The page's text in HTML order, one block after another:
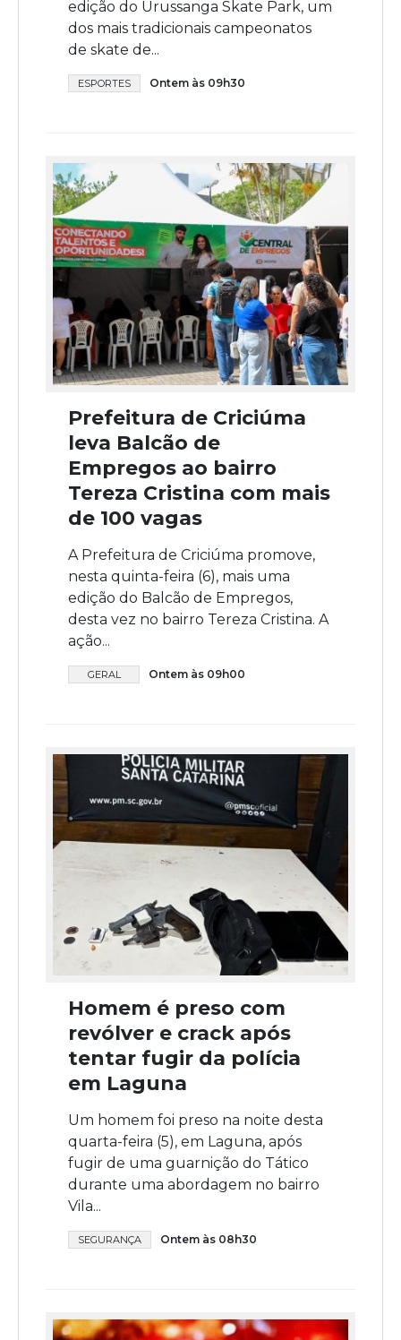
edição do Urussanga Skate Park, um
dos mais tradicionais campeonatos
de skate de...
ESPORTES Ontem às 09h30
Prefeitura de Criciúma
leva Balcão de
Empregos ao bairro
Tereza Cristina com mais
de 100 vagas
A Prefeitura de Criciúma promove,
nesta quinta-feira (6), mais uma
edição do Balcão de Empregos,
desta vez no bairro Tereza Cristina. A
ação...
GERAL Ontem às 09h00
Homem é preso com
revólver e crack após
tentar fugir da polícia
em Laguna
Um homem foi preso na noite desta
quarta-feira (5), em Laguna, após
fugir de uma guarnição do Tático
durante uma abordagem no bairro
Vila...
SEGURANÇA Ontem às 08h30